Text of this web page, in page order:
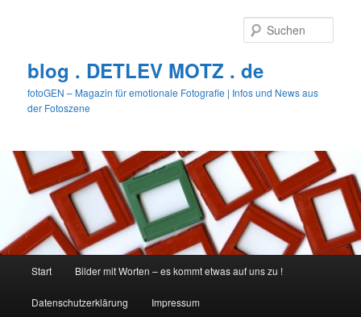
blog . DETLEV MOTZ . de
fotoGEN – Magazin für emotionale Fotografie | Infos und News aus
der Fotoszene
Start Bilder mit Worten – es kommt etwas auf uns zu !
Datenschutzerklärung Impressum